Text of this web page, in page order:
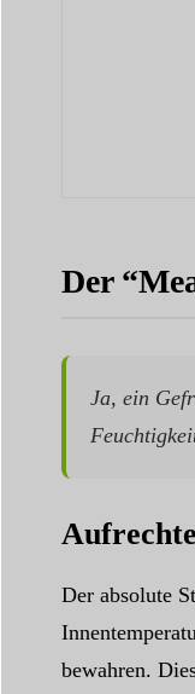
Der
Ja, ein
Der absolute
bewahren.